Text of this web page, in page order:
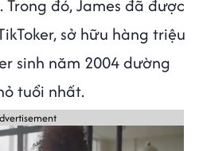
đó, James đã được
sở hữu hàng triệu
sinh năm 2004 dường
tuổi nhất.